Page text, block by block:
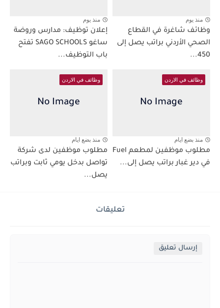
منذ يوم
وظائف شاغرة في القطاع
الصحي الأردني براتب يصل إلى
450...
منذ يوم
إعلان توظيف: مدارس وروضة
ساغو SAGO SCHOOLS تفتح
باب التوظيف...
وظائف في الاردن
منذ بضع ايام
مطلوب موظفين لمطعم Fuel
في دير غبار براتب يصل إلى...
وظائف في الاردن
منذ بضع ايام
مطلوب موظفين لدى شركة
تواصل بدخل يومي ثابت وبراتب
يصل...
تعليقات
إرسال تعليق